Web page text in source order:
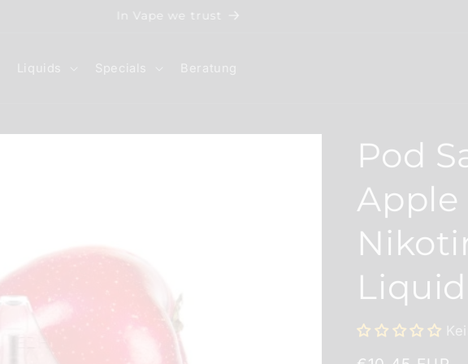
Rabatt Code: GÖNNDIR10
Liquids Specials Beratung
Pod
Apple